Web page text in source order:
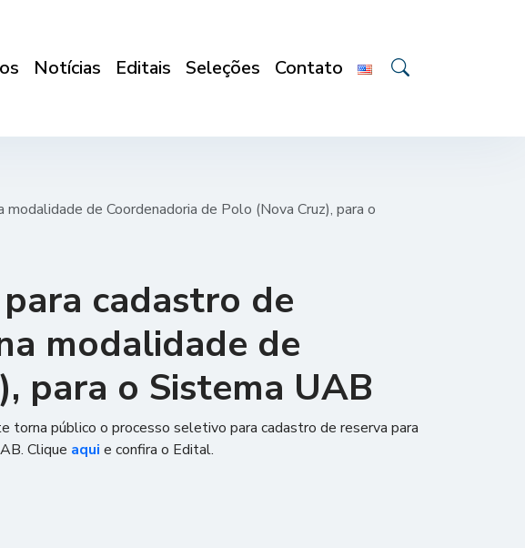
Notícias Editais Seleções Contato
de Coordenadoria de Polo (Nova Cruz), para o
cadastro de
modalidade de
para o Sistema UAB
torna público o processo seletivo para cadastro de reserva para
Clique aqui e confira o Edital.